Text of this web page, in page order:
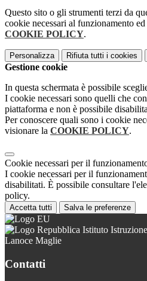
Questo sito o gli strumenti terzi da
cookie necessari al funzionamento
COOKIE POLICY.
Personalizza Rifiuta tutti i cookies
Gestione cookie
In questa schermata è possibile
I cookie necessari sono quelli che
piattaforma e non è possibile
Per conoscere quali sono i cookie
visionare la COOKIE POLICY.
Cookie necessari per il
I cookie necessari per il
disabilitati. È possibile consultare
policy.
Accetta tutti Salva le preferenze
Istituto
Lanoce Maglie
Contatti